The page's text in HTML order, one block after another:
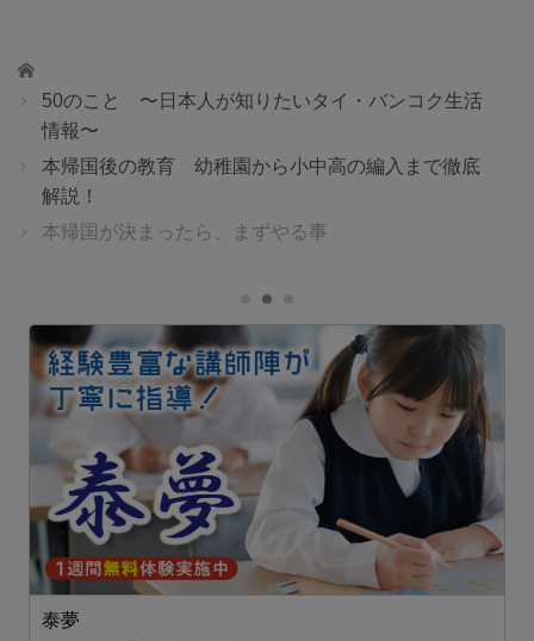
ホーム
50のこと 〜日本人が知りたいタイ・バンコク生活
情報〜
本帰国後の教育 幼稚園から小中高の編入まで徹底
解説！
本帰国が決まったら、まずやる事
泰夢